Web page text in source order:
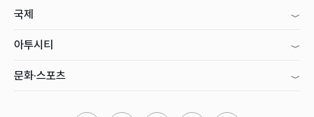
국제
아투시티
문화·스포츠